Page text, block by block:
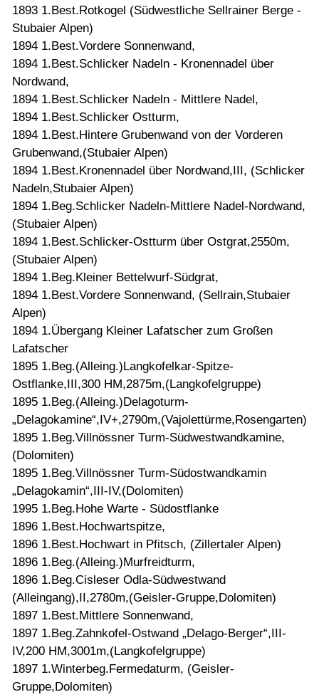
1893 1.Best.Rotkogel (Südwestliche Sellrainer Berge -
Stubaier Alpen)
1894 1.Best.Vordere Sonnenwand,
1894 1.Best.Schlicker Nadeln - Kronennadel über
Nordwand,
1894 1.Best.Schlicker Nadeln - Mittlere Nadel,
1894 1.Best.Schlicker Ostturm,
1894 1.Best.Hintere Grubenwand von der Vorderen
Grubenwand,(Stubaier Alpen)
1894 1.Best.Kronennadel über Nordwand,III, (Schlicker
Nadeln,Stubaier Alpen)
1894 1.Beg.Schlicker Nadeln-Mittlere Nadel-Nordwand,
(Stubaier Alpen)
1894 1.Best.Schlicker-Ostturm über Ostgrat,2550m,
(Stubaier Alpen)
1894 1.Beg.Kleiner Bettelwurf-Südgrat,
1894 1.Best.Vordere Sonnenwand, (Sellrain,Stubaier
Alpen)
1894 1.Übergang Kleiner Lafatscher zum Großen
Lafatscher
1895 1.Beg.(Alleing.)Langkofelkar-Spitze-
Ostflanke,III,300 HM,2875m,(Langkofelgruppe)
1895 1.Beg.(Alleing.)Delagoturm-
„Delagokamine“,IV+,2790m,(Vajolettürme,Rosengarten)
1895 1.Beg.Villnössner Turm-Südwestwandkamine,
(Dolomiten)
1895 1.Beg.Villnössner Turm-Südostwandkamin
„Delagokamin“,III-IV,(Dolomiten)
1995 1.Beg.Hohe Warte - Südostflanke
1896 1.Best.Hochwartspitze,
1896 1.Best.Hochwart in Pfitsch, (Zillertaler Alpen)
1896 1.Beg.(Alleing.)Murfreidturm,
1896 1.Beg.Cisleser Odla-Südwestwand
(Alleingang),II,2780m,(Geisler-Gruppe,Dolomiten)
1897 1.Best.Mittlere Sonnenwand,
1897 1.Beg.Zahnkofel-Ostwand „Delago-Berger“,III-
IV,200 HM,3001m,(Langkofelgruppe)
1897 1.Winterbeg.Fermedaturm, (Geisler-
Gruppe,Dolomiten)